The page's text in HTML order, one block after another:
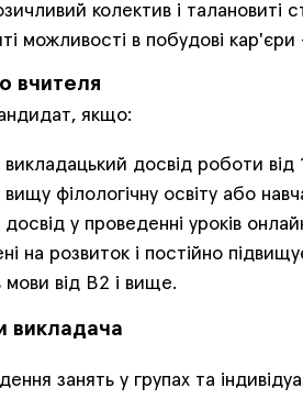
колектив і талановиті
можливості в побудові
вчителя
якщо:
досвід роботи від
філологічну освіту або
у проведенні уроків
на розвиток і постійно
мови від В2 і вище.
викладача
занять у групах та